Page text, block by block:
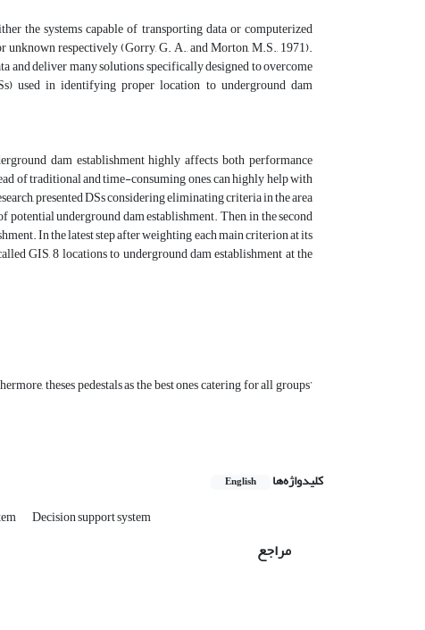
the systems capable of transporting data or computerized
respectively (Gorry, G. A., and Morton, M.S., 1971).
and deliver many solutions specifically designed to overcome
used in identifying proper location to underground dam
dam establishment highly affects both performance
of traditional and time-consuming ones, can highly help with
presented DSs considering eliminating criteria in the area
underground dam establishment. Then, in the second
In the latest step after weighting each main criterion at its
GIS, 8 locations to underground dam establishment at the
theses pedestals as the best ones catering for all groups’
کلیدواژه‌ها English
Decision support system
مراجع